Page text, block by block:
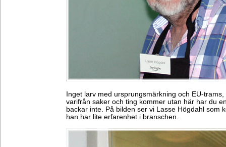
Inget larv med ursprungsmärkning och EU-
varifrån saker och ting kommer utan här har du
backar inte. På bilden ser vi Lasse Högdahl som
han har lite erfarenhet i branschen.